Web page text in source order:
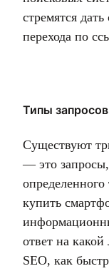
стремятся
перехода по
Типы запросов
Существуют
— это
купить
ответ на
SEO, как